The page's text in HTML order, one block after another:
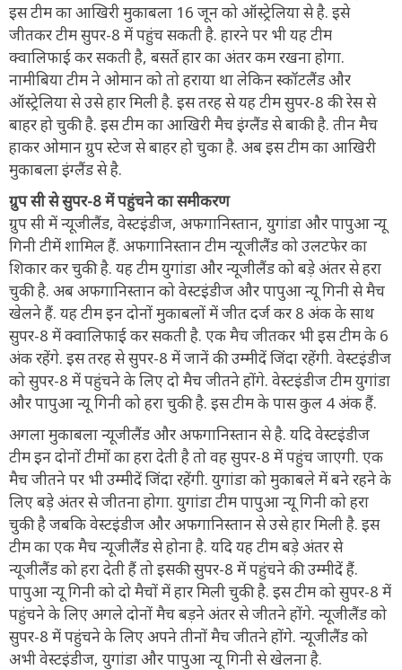
इस टीम का आखिरी मुकाबला 16 जून को ऑस्ट्रेलिया से है. इसे
जीतकर टीम सुपर-8 में पहुंच सकती है. हारने पर भी यह टीम
क्वालिफाई कर सकती है, बसर्ते हार का अंतर कम रखना होगा.
नामीबिया टीम ने ओमान को तो हराया था लेकिन स्कॉटलैंड और
ऑस्ट्रेलिया से उसे हार मिली है. इस तरह से यह टीम सुपर-8 की रेस से
बाहर हो चुकी है. इस टीम का आखिरी मैच इंग्लैंड से बाकी है. तीन मैच
हाकर ओमान ग्रुप स्टेज से बाहर हो चुका है. अब इस टीम का आखिरी
मुकाबला इंग्लैंड से है.
ग्रुप सी से सुपर-8 में पहुंचने का समीकरण
ग्रुप सी में न्यूजीलैंड, वेस्टइंडीज, अफगानिस्तान, युगांडा और पापुआ न्यू
गिनी टीमें शामिल हैं. अफगानिस्तान टीम न्यूजीलैंड को उलटफेर का
शिकार कर चुकी है. यह टीम युगांडा और न्यूजीलैंड को बड़े अंतर से हरा
चुकी है. अब अफगानिस्तान को वेस्टइंडीज और पापुआ न्यू गिनी से मैच
खेलने हैं. यह टीम इन दोनों मुकाबलों में जीत दर्ज कर 8 अंक के साथ
सुपर-8 में क्वालिफाई कर सकती है. एक मैच जीतकर भी इस टीम के 6
अंक रहेंगे. इस तरह से सुपर-8 में जानें की उम्मीदें जिंदा रहेंगी. वेस्टइंडीज
को सुपर-8 में पहुंचने के लिए दो मैच जीतने होंगे. वेस्टइंडीज टीम युगांडा
और पापुआ न्यू गिनी को हरा चुकी है. इस टीम के पास कुल 4 अंक हैं.
अगला मुकाबला न्यूजीलैंड और अफगानिस्तान से है. यदि वेस्टइंडीज
टीम इन दोनों टीमों का हरा देती है तो वह सुपर-8 में पहुंच जाएगी. एक
मैच जीतने पर भी उम्मीदें जिंदा रहेंगी. युगांडा को मुकाबले में बने रहने के
लिए बड़े अंतर से जीतना होगा. युगांडा टीम पापुआ न्यू गिनी को हरा
चुकी है जबकि वेस्टइंडीज और अफगानिस्तान से उसे हार मिली है. इस
टीम का एक मैच न्यूजीलैंड से होना है. यदि यह टीम बड़े अंतर से
न्यूजीलैंड को हरा देती हैं तो इसकी सुपर-8 में पहुंचने की उम्मीदें हैं.
पापुआ न्यू गिनी को दो मैचों में हार मिली चुकी है. इस टीम को सुपर-8 में
पहुंचने के लिए अगले दोनों मैच बड़ने अंतर से जीतने होंगे. न्यूजीलैंड को
सुपर-8 में पहुंचने के लिए अपने तीनों मैच जीतने होंगे. न्यूजीलैंड को
अभी वेस्टइंडीज, युगांडा और पापुआ न्यू गिनी से खेलना है.